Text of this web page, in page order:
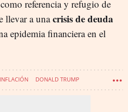
referencia y refugio de
llevar a unacrisis de deuda
epidemia financiera en el
INFLACIÓN DONALD TRUMP